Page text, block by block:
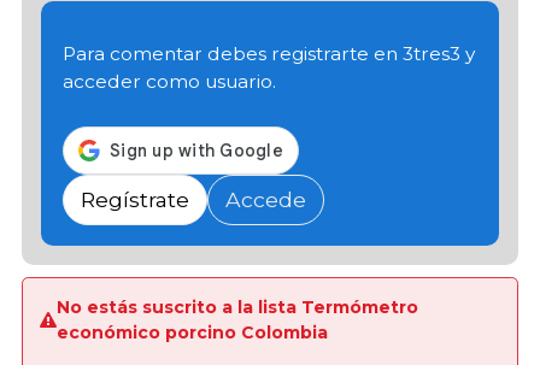
Para comentar debes registrarte en 3tres3 y
acceder como usuario.
Regístrate Accede
No estás suscrito a la lista Termómetro
económico porcino Colombia